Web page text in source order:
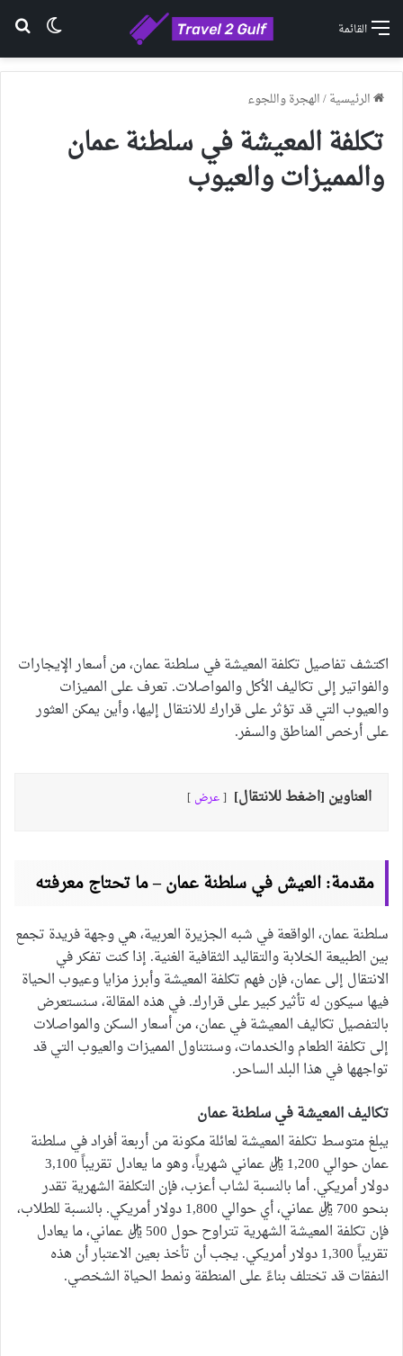
القائمة
الرئيسية/الهجرة واللجوء
تكلفة المعيشة في سلطنة عمان
والمميزات والعيوب
اكتشف تفاصيل تكلفة المعيشة في سلطنة عمان، من أسعار الإيجارات
والفواتير إلى تكاليف الأكل والمواصلات. تعرف على المميزات
والعيوب التي قد تؤثر على قرارك للانتقال إليها، وأين يمكن العثور
على أرخص المناطق والسفر.
العناوين [اضغط للانتقال] عرض
مقدمة: العيش في سلطنة عمان – ما تحتاج معرفته
سلطنة عمان، الواقعة في شبه الجزيرة العربية، هي وجهة فريدة تجمع
بين الطبيعة الخلابة والتقاليد الثقافية الغنية. إذا كنت تفكر في
الانتقال إلى عمان، فإن فهم تكلفة المعيشة وأبرز مزايا وعيوب الحياة
فيها سيكون له تأثير كبير على قرارك. في هذه المقالة، سنستعرض
بالتفصيل تكاليف المعيشة في عمان، من أسعار السكن والمواصلات
إلى تكلفة الطعام والخدمات، وسنتناول المميزات والعيوب التي قد
تواجهها في هذا البلد الساحر.
تكاليف المعيشة في سلطنة عمان
يبلغ متوسط تكلفة المعيشة لعائلة مكونة من أربعة أفراد في سلطنة
عمان حوالي 1,200 ريال عماني شهرياً، وهو ما يعادل تقريباً 3,100
دولار أمريكي. أما بالنسبة لشاب أعزب، فإن التكلفة الشهرية تقدر
بنحو 700 ريال عماني، أي حوالي 1,800 دولار أمريكي. بالنسبة للطلاب،
فإن تكلفة المعيشة الشهرية تتراوح حول 500 ريال عماني، ما يعادل
تقريباً 1,300 دولار أمريكي. يجب أن تأخذ بعين الاعتبار أن هذه
النفقات قد تختلف بناءً على المنطقة ونمط الحياة الشخصي.